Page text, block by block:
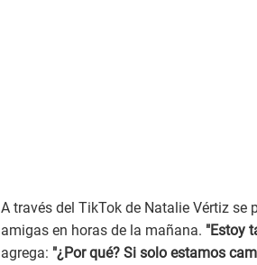
A través del TikTok de Natalie Vértiz
amigas en horas de la mañana. "Estoy
agrega: "¿Por qué? Si solo estamos